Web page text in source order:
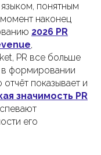
понятным
наконец
2026 PR
,
PR все больше
в формировании
показывает и
значимость PR
его